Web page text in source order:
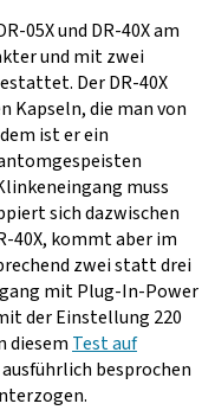
05X und DR-40X am
und mit zwei
Der DR-40X
die man von
ist er ein
muss
sich dazwischen
40X, kommt aber im
zwei statt drei
mit Plug-In-Power
der Einstellung 220
diesem Test auf
besprochen